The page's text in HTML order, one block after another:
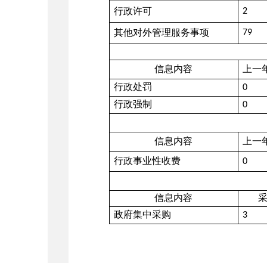
行政许可 2
其他对外管理服务事项 79
信息内容
上一
行政处罚
0
行政强制 0
信息内容
上一
行政事业性收费
0
信息内容
政府集中采购
3